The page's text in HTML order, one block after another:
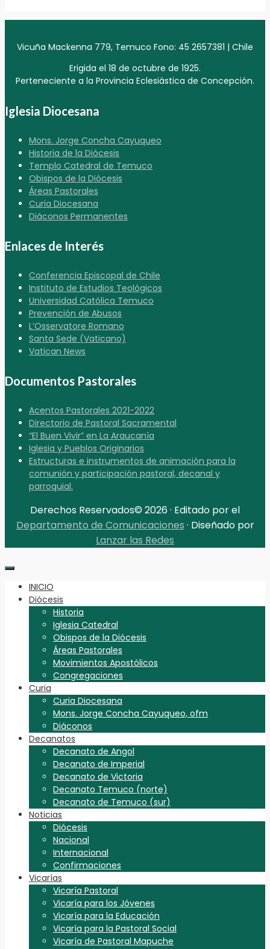
Vicuña Mackenna 779, Temuco Fono: 45 2657381 | Chile
Erigida el 18 de octubre de 1925.
Perteneciente a la Provincia Eclesiástica de Concepción.
Iglesia Diocesana
Mons. Jorge Concha Cayuqueo
Historia de la Diócesis
Templo Catedral de Temuco
Obispos de la Diócesis
Áreas Pastorales
Curia Diocesana
Diáconos Permanentes
Enlaces de Interés
Conferencia Episcopal de Chile
Instituto de Estudios Teológicos
Universidad Católica Temuco
Prevención de Abusos
L’Osservatore Romano
Santa Sede (Vaticano)
Vatican News
Documentos Pastorales
Acentos Pastorales 2021-2022
Directorio de Pastoral Sacramental
“El Buen Vivir” en La Araucanía
Iglesia y Pueblos Originarios
Estructuras e instrumentos de animación para la
comunión y participación pastoral, decanal y
parroquial.
Derechos Reservados© 2026 · Editado por el
Departamento de Comunicaciones · Diseñado por
Lanzar las Redes
INICIO
Diócesis
Historia
Iglesia Catedral
Obispos de la Diócesis
Áreas Pastorales
Movimientos Apostólicos
Congregaciones
Curia
Curia Diocesana
Mons. Jorge Concha Cayuqueo, ofm
Diáconos
Decanatos
Decanato de Angol
Decanato de Imperial
Decanato de Victoria
Decanato Temuco (norte)
Decanato de Temuco (sur)
Noticias
Diócesis
Nacional
Internacional
Confirmaciones
Vicarías
Vicaría Pastoral
Vicaría para los Jóvenes
Vicaría para la Educación
Vicaría para la Pastoral Social
Vicaría de Pastoral Mapuche